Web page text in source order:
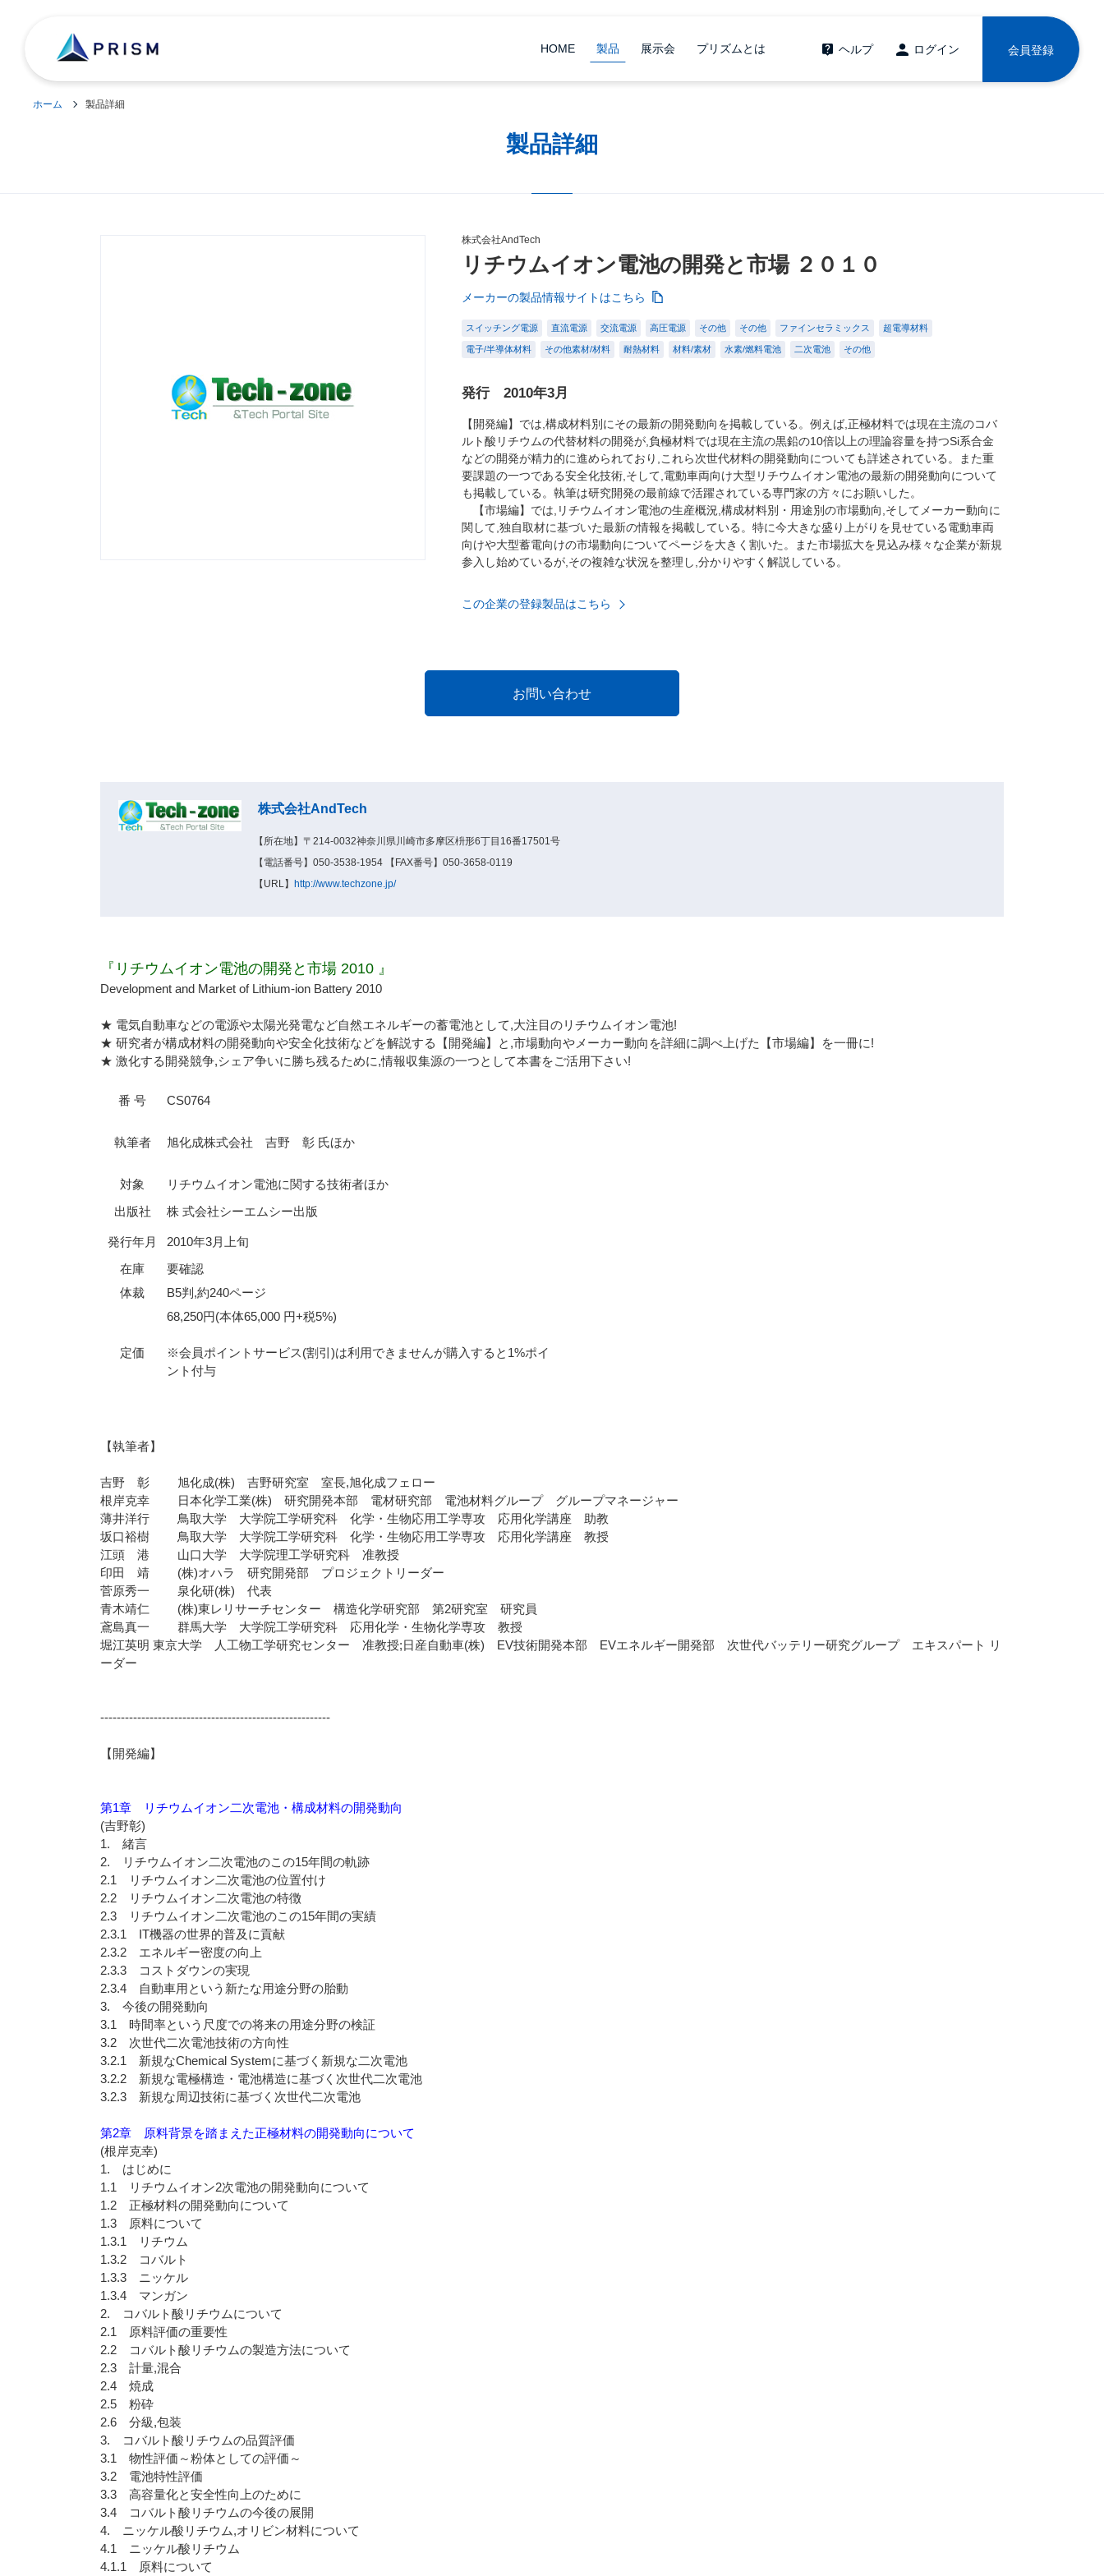
HOME 製品 展示会 プリズムとは ヘルプ ログイン 会員登録
ホーム 製品詳細
製品詳細
株式会社AndTech
リチウムイオン電池の開発と市場 ２０１０
メーカーの製品情報サイトはこちら
スイッチング電源 直流電源 交流電源 高圧電源 その他 その他 ファインセラミックス 超電導材料
電子/半導体材料 その他素材/材料 耐熱材料 材料/素材 水素/燃料電池 二次電池 その他
発行 2010年3月
【開発編】では,構成材料別にその最新の開発動向を掲載している。例えば,正極材料では現在主流のコバ
ルト酸リチウムの代替材料の開発が,負極材料では現在主流の黒鉛の10倍以上の理論容量を持つSi系合金
などの開発が精力的に進められており,これら次世代材料の開発動向についても詳述されている。また重
要課題の一つである安全化技術,そして,電動車両向け大型リチウムイオン電池の最新の開発動向について
も掲載している。執筆は研究開発の最前線で活躍されている専門家の方々にお願いした。
【市場編】では,リチウムイオン電池の生産概況,構成材料別・用途別の市場動向,そしてメーカー動向に
関して,独自取材に基づいた最新の情報を掲載している。特に今大きな盛り上がりを見せている電動車両
向けや大型蓄電向けの市場動向についてページを大きく割いた。また市場拡大を見込み様々な企業が新規
参入し始めているが,その複雑な状況を整理し,分かりやすく解説している。
この企業の登録製品はこちら
株式会社AndTech
【所在地】〒214-0032神奈川県川崎市多摩区枡形6丁目16番17501号
【電話番号】050-3538-1954 【FAX番号】050-3658-0119
【URL】
http://www.techzone.jp/
『リチウムイオン電池の開発と市場 2010 』
Development and Market of Lithium-ion Battery 2010
★ 電気自動車などの電源や太陽光発電など自然エネルギーの蓄電池として,大注目のリチウムイオン電池!
★ 研究者が構成材料の開発動向や安全化技術などを解説する【開発編】と,市場動向やメーカー動向を詳細に調べ上げた【市場編】を一冊に!
★ 激化する開発競争,シェア争いに勝ち残るために,情報収集源の一つとして本書をご活用下さい!
番 号 CS0764
執筆者 旭化成株式会社 吉野 彰 氏ほか
対象
リチウムイオン電池に関する技術者ほか
出版社
株 式会社シーエムシー出版
発行年月
2010年3月上旬
在庫
要確認
体裁
B5判,約240ページ
定価
68,250円(本体65,000 円+税5%)
※会員ポイントサービス(割引)は利用できませんが購入すると1%ポイ
ント付与
【執筆者】
吉野 彰 旭化成(株) 吉野研究室 室長,旭化成フェロー
根岸克幸 日本化学工業(株) 研究開発本部 電材研究部 電池材料グループ グループマネージャー
薄井洋行 鳥取大学 大学院工学研究科 化学・生物応用工学専攻 応用化学講座 助教
坂口裕樹 鳥取大学 大学院工学研究科 化学・生物応用工学専攻 応用化学講座 教授
江頭 港 山口大学 大学院理工学研究科 准教授
印田 靖 (株)オハラ 研究開発部 プロジェクトリーダー
菅原秀一 泉化研(株) 代表
青木靖仁 (株)東レリサーチセンター 構造化学研究部 第2研究室 研究員
鳶島真一 群馬大学 大学院工学研究科 応用化学・生物化学専攻 教授
堀江英明 東京大学 人工物工学研究センター 准教授;日産自動車(株) EV技術開発本部 EVエネルギー開発部 次世代バッテリー研究グループ エキスパート リ
ーダー
--------------------------------------------------------
【開発編】
第1章 リチウムイオン二次電池・構成材料の開発動向
(吉野彰)
1. 緒言
2. リチウムイオン二次電池のこの15年間の軌跡
2.1 リチウムイオン二次電池の位置付け
2.2 リチウムイオン二次電池の特徴
2.3 リチウムイオン二次電池のこの15年間の実績
2.3.1 IT機器の世界的普及に貢献
2.3.2 エネルギー密度の向上
2.3.3 コストダウンの実現
2.3.4 自動車用という新たな用途分野の胎動
3. 今後の開発動向
3.1 時間率という尺度での将来の用途分野の検証
3.2 次世代二次電池技術の方向性
3.2.1 新規なChemical Systemに基づく新規な二次電池
3.2.2 新規な電極構造・電池構造に基づく次世代二次電池
3.2.3 新規な周辺技術に基づく次世代二次電池
第2章 原料背景を踏まえた正極材料の開発動向について
(根岸克幸)
1. はじめに
1.1 リチウムイオン2次電池の開発動向について
1.2 正極材料の開発動向について
1.3 原料について
1.3.1 リチウム
1.3.2 コバルト
1.3.3 ニッケル
1.3.4 マンガン
2. コバルト酸リチウムについて
2.1 原料評価の重要性
2.2 コバルト酸リチウムの製造方法について
2.3 計量,混合
2.4 焼成
2.5 粉砕
2.6 分級,包装
3. コバルト酸リチウムの品質評価
3.1 物性評価～粉体としての評価～
3.2 電池特性評価
3.3 高容量化と安全性向上のために
3.4 コバルト酸リチウムの今後の展開
4. ニッケル酸リチウム,オリビン材料について
4.1 ニッケル酸リチウム
4.1.1 原料について